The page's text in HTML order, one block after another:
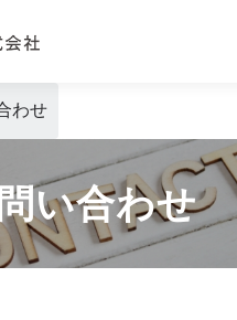
て
わせ
い合わせ